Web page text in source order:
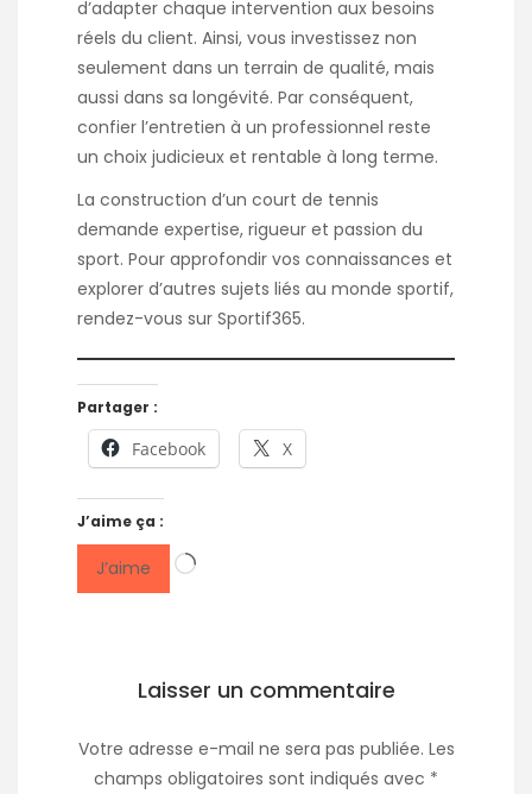
d’adapter chaque intervention aux besoins
réels du client. Ainsi, vous investissez non
seulement dans un terrain de qualité, mais
aussi dans sa longévité. Par conséquent,
confier l’entretien à un professionnel reste
un choix judicieux et rentable à long terme.
La construction d’un court de tennis
demande expertise, rigueur et passion du
sport. Pour approfondir vos connaissances et
explorer d’autres sujets liés au monde sportif,
rendez-vous sur Sportif365.
Partager :
Facebook X
J’aime ça :
J’aime Chargement…
Laisser un commentaire
Votre adresse e-mail ne sera pas publiée. Les
champs obligatoires sont indiqués avec *